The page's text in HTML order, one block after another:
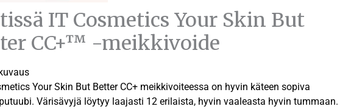
IT Cosmetics Your Skin But
CC+™ -meikkivoide
Your Skin But Better CC+ meikkivoiteessa on hyvin käteen sopiva
Värisävyjä löytyy laajasti 12 erilaista, hyvin vaaleasta hyvin tummaan.